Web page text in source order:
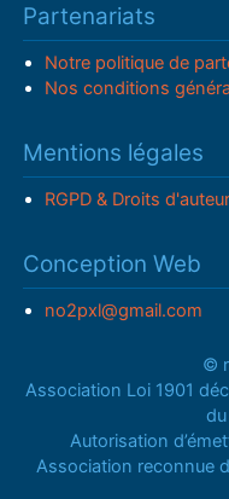
Partenariats
Notre politique de
Nos conditions
Mentions légales
RGPD & Droits d'auteur
Conception Web
no2pxl@gmail.com
©
Association Loi 1901
Autorisation
Association reconnue